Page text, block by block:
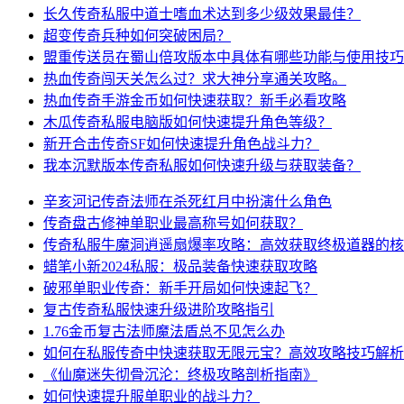
长久传奇私服中道士嗜血术达到多少级效果最佳？
超变传奇兵种如何突破困局？
盟重传送员在蜀山倍攻版本中具体有哪些功能与使用技巧
热血传奇闯天关怎么过？求大神分享通关攻略。
热血传奇手游金币如何快速获取？新手必看攻略
木瓜传奇私服电脑版如何快速提升角色等级？
新开合击传奇SF如何快速提升角色战斗力？
我本沉默版本传奇私服如何快速升级与获取装备？
辛亥河记传奇法师在杀死红月中扮演什么角色
传奇盘古修神单职业最高称号如何获取？
传奇私服牛魔洞逍遥扇爆率攻略：高效获取终极道器的
蜡笔小新2024私服：极品装备快速获取攻略
破邪单职业传奇：新手开局如何快速起飞？
复古传奇私服快速升级进阶攻略指引
1.76金币复古法师魔法盾总不见怎么办
如何在私服传奇中快速获取无限元宝？高效攻略技巧解析
《仙魔迷失彻骨沉沦：终极攻略剖析指南》
如何快速提升服单职业的战斗力？